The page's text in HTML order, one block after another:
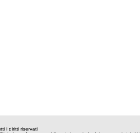
i diritti riservati